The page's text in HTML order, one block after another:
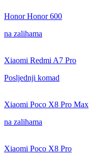
Honor Honor 600
na zalihama
Xiaomi Redmi A7 Pro
Posljednji komad
Xiaomi Poco X8 Pro Max
na zalihama
Xiaomi Poco X8 Pro